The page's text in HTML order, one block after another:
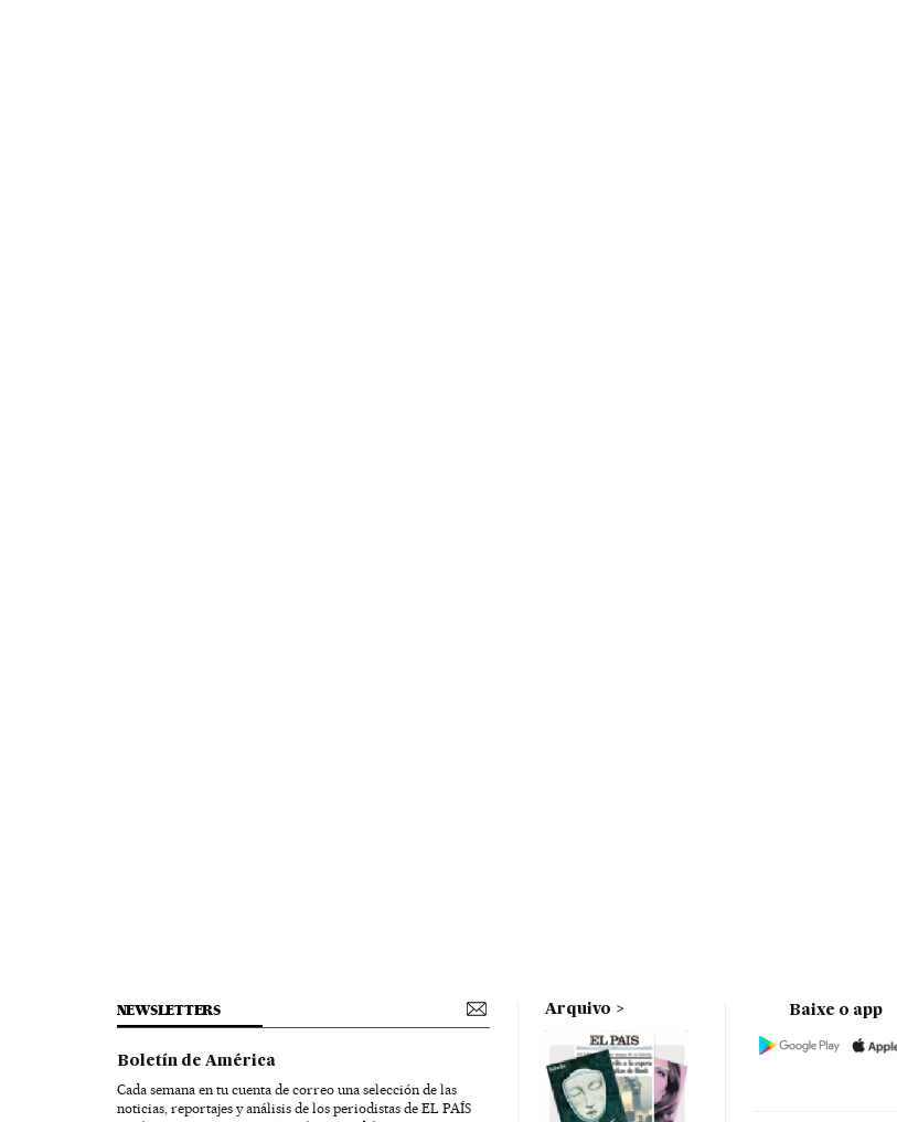
NEWSLETTERS
Boletín de América
Cada semana en tu cuenta de correo una selección de las
noticias, reportajes y análisis de los periodistas de EL PAÍS
Arquivo Baixe o app